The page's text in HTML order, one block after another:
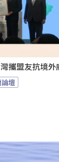
攜盟友抗境外
壇